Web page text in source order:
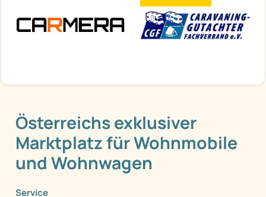
Österreichs exklusiver
Marktplatz für Wohnmobile
und Wohnwagen
Service